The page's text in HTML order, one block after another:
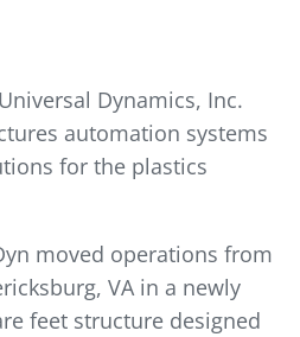
Dynamics, Inc.
automation systems
for the plastics
moved operations from
VA in a newly
feet structure designed